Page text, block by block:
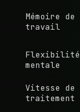
Mémoire de
travail
Flexibilité
mentale
Vitesse de
traitement